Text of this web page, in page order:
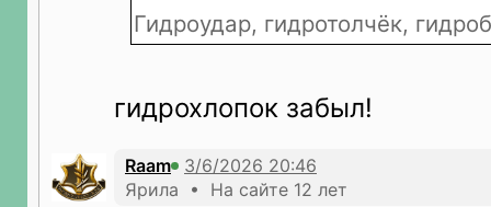
Гидроудар, гидротолчёк,
гидрохлопок забыл!
Raam
Ярила • На сайте 12 лет